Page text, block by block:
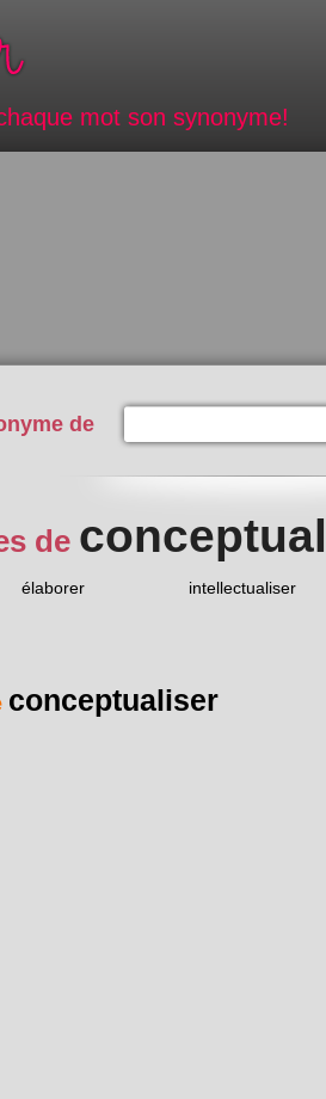
mot son synonyme!
de
de
élaborer intellectualiser
conceptualiser